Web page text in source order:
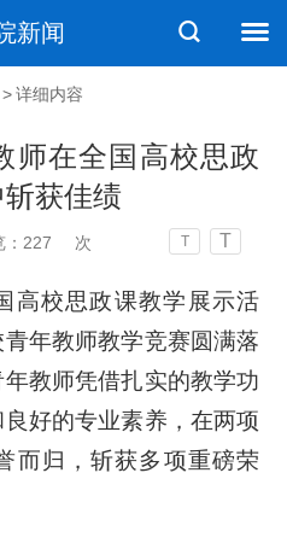
新闻
>详细内容
师在全国高校思政
获佳绩
227 次 T T
高校思政课教学展示活
年教师教学竞赛圆满落
教师凭借扎实的教学功
好的专业素养，在两项
而归，斩获多项重磅荣